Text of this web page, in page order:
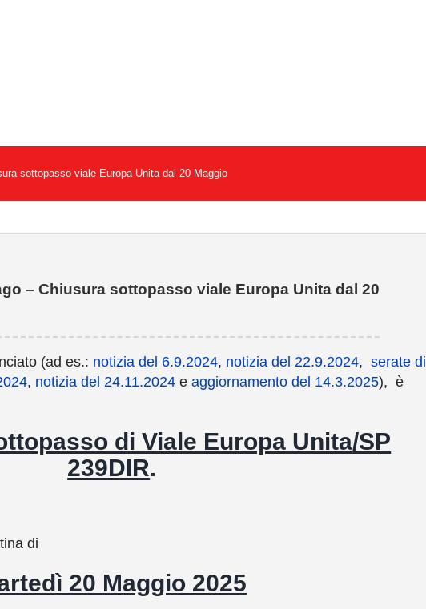
sottopasso viale Europa Unita dal 20 Maggio
– Chiusura sottopasso viale Europa Unita dal 20
(ad es.: notizia del 6.9.2024, notizia del 22.9.2024, serate di
, notizia del 24.11.2024e aggiornamento del 14.3.2025), è
di Viale Europa Unita/SP
239DIR.
di
20 Maggio 2025